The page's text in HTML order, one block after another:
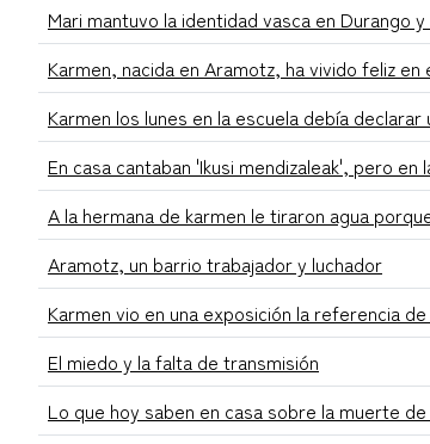
Mari mantuvo la identidad vasca en Durango
Karmen, nacida en Aramotz, ha vivido feliz en
Karmen los lunes en la escuela debía
En casa cantaban 'Ikusi mendizaleak', pero en
A la hermana de karmen le tiraron agua
Aramotz, un barrio trabajador y luchador
Karmen vio en una exposición la referencia
El miedo y la falta de transmisión
Lo que hoy saben en casa sobre la muerte de